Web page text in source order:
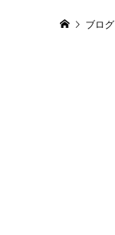
ブログ